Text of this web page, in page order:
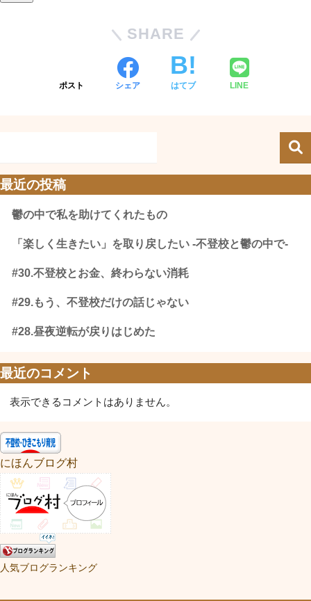
SHARE
ポスト シェア はてブ LINE
最近の投稿
鬱の中で私を助けてくれたもの
「楽しく生きたい」を取り戻したい -不登校と鬱の中で-
#30.不登校とお金、終わらない消耗
#29.もう、不登校だけの話じゃない
#28.昼夜逆転が戻りはじめた
最近のコメント
表示できるコメントはありません。
にほんブログ村
人気ブログランキング